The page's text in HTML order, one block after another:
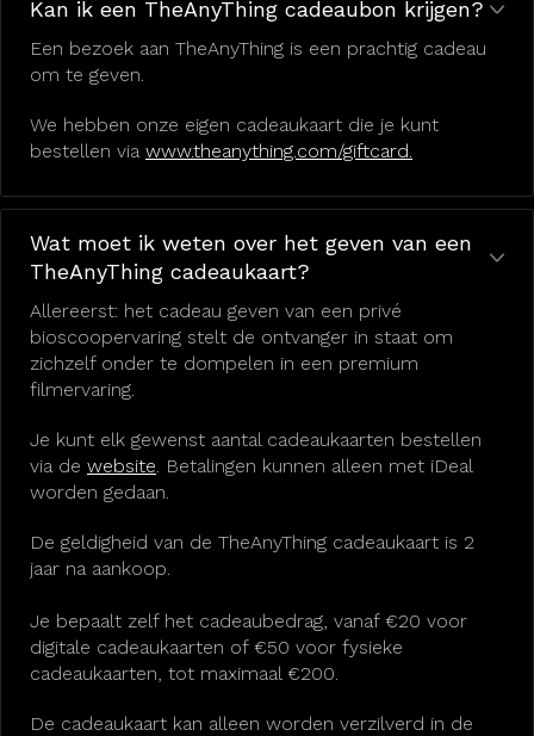
Kan ik een TheAnyThing cadeaubon krijgen?
Een bezoek aan TheAnyThing is een prachtig cadeau
om te geven.
We hebben onze eigen cadeaukaart die je kunt
bestellen via www.theanything.com/giftcard.
Wat moet ik weten over het geven van een
TheAnyThing cadeaukaart?
Allereerst: het cadeau geven van een privé
bioscoopervaring stelt de ontvanger in staat om
zichzelf onder te dompelen in een premium
filmervaring.
Je kunt elk gewenst aantal cadeaukaarten bestellen
via de website. Betalingen kunnen alleen met iDeal
worden gedaan.
De geldigheid van de TheAnyThing cadeaukaart is 2
jaar na aankoop.
Je bepaalt zelf het cadeaubedrag, vanaf €20 voor
digitale cadeaukaarten of €50 voor fysieke
cadeaukaarten, tot maximaal €200.
De cadeaukaart kan alleen worden verzilverd in de